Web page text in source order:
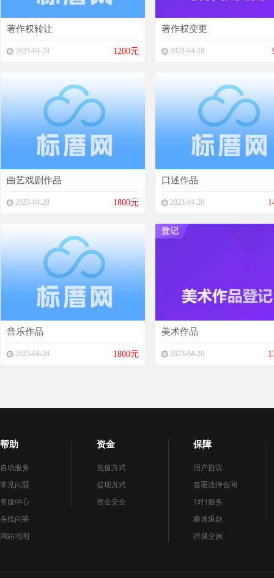
著作权转让
2023-04-20 1200元
著作权变更
2023-04-20
曲艺戏剧作品
2023-04-20 1800元
口述作品
2023-04-20
音乐作品
2023-04-20 1800元
美术作品
2023-04-20
帮助
自助服务
常见问题
客服中心
在线问答
网站地图
资金
充值方式
提现方式
资金安全
保障
用户协议
签署法律合同
1对1服务
极速退款
担保交易